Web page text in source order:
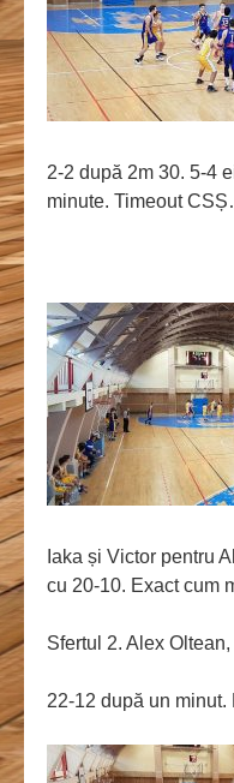
2-2 după 2m 30. 5-4
minute. Timeout
Iaka și Victor pentru
cu 20-10. Exact cum
Sfertul 2. Alex
22-12 după un